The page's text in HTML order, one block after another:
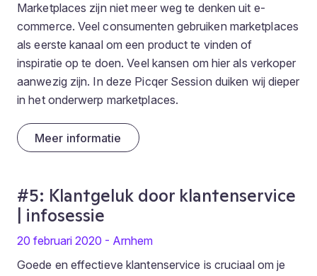
Marketplaces zijn niet meer weg te denken uit e-
commerce. Veel consumenten gebruiken marketplaces
als eerste kanaal om een product te vinden of
inspiratie op te doen. Veel kansen om hier als verkoper
aanwezig zijn. In deze Picqer Session duiken wij dieper
in het onderwerp marketplaces.
Meer informatie
#5: Klantgeluk door klantenservice
| infosessie
20 februari 2020 - Arnhem
Goede en effectieve klantenservice is cruciaal om je